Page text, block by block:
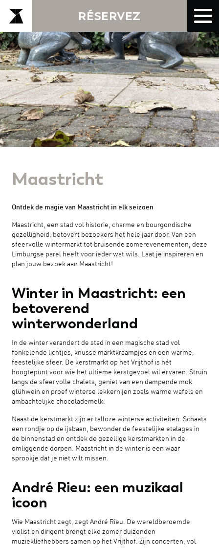
RÉSERVEZ
Maastricht
Ontdek de magie van Maastricht in elk seizoen
Maastricht, een stad vol historie, charme en bourgondische
gezelligheid, betovert bezoekers het hele jaar door. Van een
sfeervolle wintermarkt tot bruisende zomerevenementen, deze
Limburgse parel heeft voor ieder wat wils. Laat je inspireren en
plan jouw bezoek aan Maastricht!
Winter in Maastricht: een
betoverend
winterwonderland
In de winter verandert de stad in een magische stad vol
fonkelende lichtjes, knusse marktkraampjes en een warme,
feestelijke sfeer. De kerstmarkt op het Vrijthof is hét
hoogtepunt voor wie het ultieme kerstgevoel wil ervaren. Struin
langs de sfeervolle chalets, geniet van een dampende mok
glühwein en proef winterse lekkernijen zoals warme wafels en
ambachtelijke chocolademelk.
Naast de kerstmarkt zijn er talloze winterse activiteiten. Schaats
een rondje op de ijsbaan, bewonder de feestelijke etalages in
de binnenstad en ontdek de gezellige kerstmarkten in de
omliggende dorpen. Maastricht in de winter is een waar
sprookje dat je niet wilt missen.
André Rieu: een muzikaal
icoon
Wie Maastricht zegt, zegt André Rieu. De wereldberoemde
violist en dirigent brengt elke zomer duizenden
muziekliefhebbers samen op het Vrijthof. Zijn concerten, vol